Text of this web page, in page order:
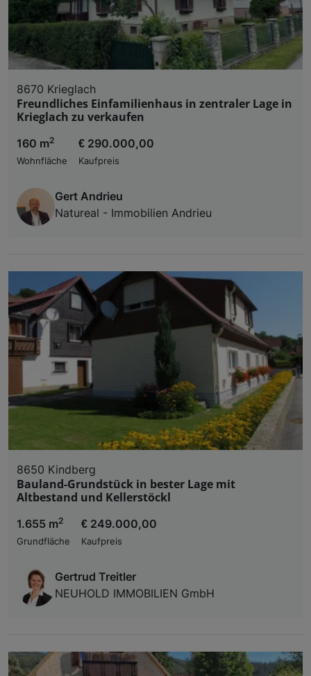
8670 Krieglach
Freundliches Einfamilienhaus in zentraler Lage in
Krieglach zu verkaufen
160 m2
Wohnfläche
€ 290.000,00
Kaufpreis
Gert Andrieu
Natureal - Immobilien Andrieu
8650 Kindberg
Bauland-Grundstück in bester Lage mit
Altbestand und Kellerstöckl
1.655 m2
Grundfläche
€ 249.000,00
Kaufpreis
Gertrud Treitler
NEUHOLD IMMOBILIEN GmbH